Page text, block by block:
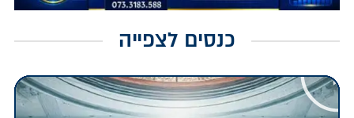
כנסים לצפייה